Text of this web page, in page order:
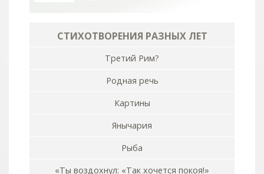
СТИХОТВОРЕНИЯ РАЗНЫХ ЛЕТ
Третий Рим?
Родная речь
Картины
Янычария
Рыба
«Ты воздохнул: «Так хочется покоя!»